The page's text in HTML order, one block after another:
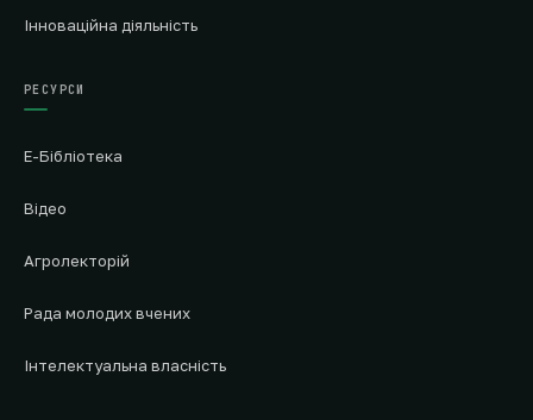
Інноваційна діяльність
РЕСУРСИ
Е-Бібліотека
Відео
Агролекторій
Рада молодих вчених
Інтелектуальна власність